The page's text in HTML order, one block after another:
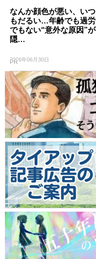
なんか顔色が悪い、いつ
もだるい…年齢でも過労
でもない“意外な原因”が
隠…
2026年06月30日
PR